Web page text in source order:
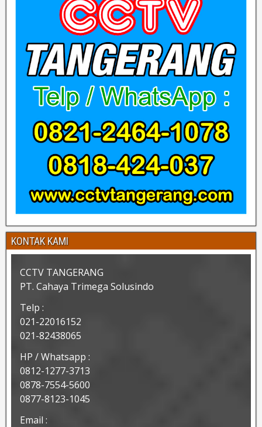
KONTAK KAMI
CCTV TANGERANG
PT. Cahaya Trimega Solusindo
Telp :
021-22016152
021-82438065
HP / Whatsapp :
0812-1277-3713
0878-7554-5600
0877-8123-1045
Email :